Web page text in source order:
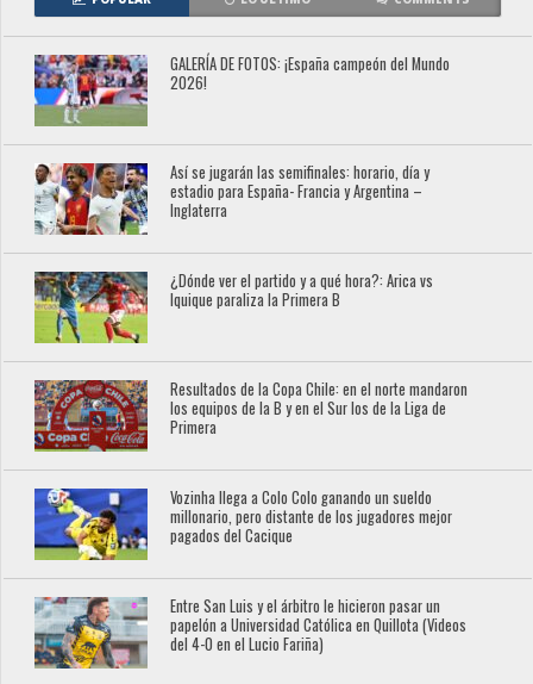
GALERÍA DE FOTOS: ¡España campeón del Mundo
2026!
Así se jugarán las semifinales: horario, día y
estadio para España- Francia y Argentina –
Inglaterra
¿Dónde ver el partido y a qué hora?: Arica vs
Iquique paraliza la Primera B
Resultados de la Copa Chile: en el norte mandaron
los equipos de la B y en el Sur los de la Liga de
Primera
Vozinha llega a Colo Colo ganando un sueldo
millonario, pero distante de los jugadores mejor
pagados del Cacique
Entre San Luis y el árbitro le hicieron pasar un
papelón a Universidad Católica en Quillota (Videos
del 4-0 en el Lucio Fariña)